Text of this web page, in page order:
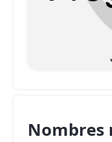
Nombres